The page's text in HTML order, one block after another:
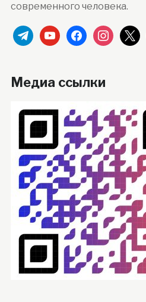
современного человека.
telegramyoutubefacebookinstagram
x
Медиа ссылки